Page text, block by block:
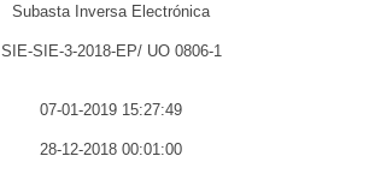
Subasta Inversa Electrónica
SIE-SIE-3-2018-EP/ UO 0806-1
07-01-2019 15:27:49
28-12-2018 00:01:00